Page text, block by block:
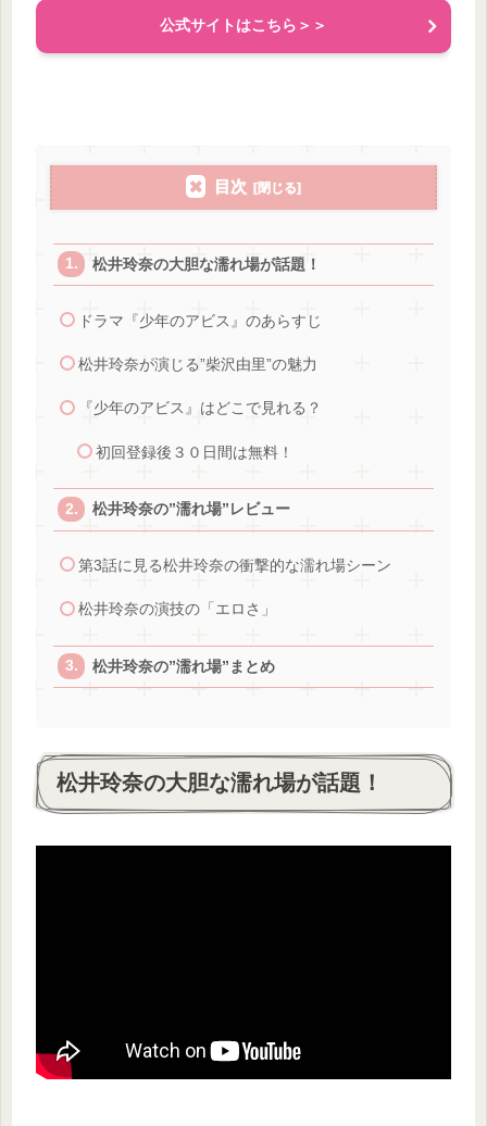
公式サイトはこちら＞＞
目次
松井玲奈の大胆な濡れ場が話題！
ドラマ『少年のアビス』のあらすじ
松井玲奈が演じる”柴沢由里”の魅力
『少年のアビス』はどこで見れる？
初回登録後３０日間は無料！
松井玲奈の”濡れ場”レビュー
第3話に見る松井玲奈の衝撃的な濡れ場シーン
松井玲奈の演技の「エロさ」
松井玲奈の”濡れ場”まとめ
松井玲奈の大胆な濡れ場が話題！